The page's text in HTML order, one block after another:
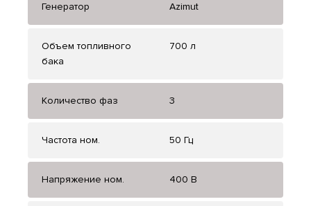
Генератор Azimut
Объем топливного
бака
700 л
Количество фаз 3
Частота ном. 50 Гц
Напряжение ном. 400 В